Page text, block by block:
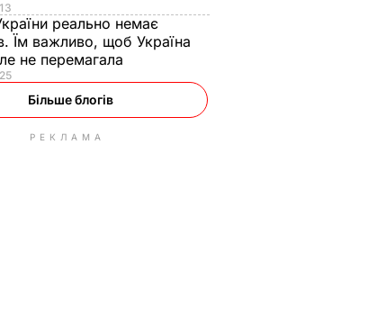
реально немає
Їм важливо, щоб Україна
не перемагала
Більше блогів
РЕКЛАМА